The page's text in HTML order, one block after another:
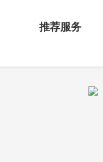
推荐服务